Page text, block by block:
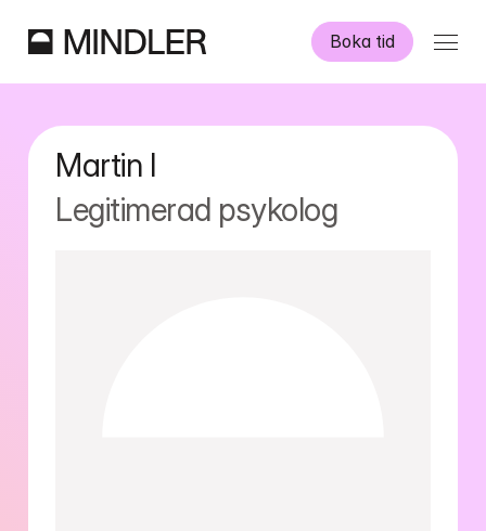
Boka tid
Information
Övriga tjänster
Martin I
Legitimerad psykolog